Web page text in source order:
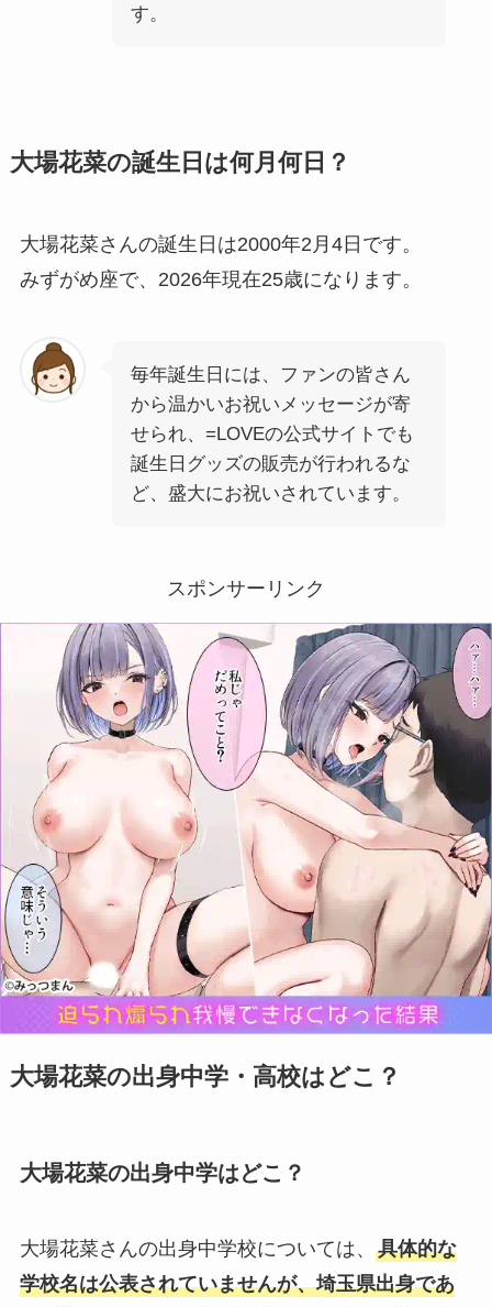
す。
大場花菜の誕生日は何月何日？
大場花菜さんの誕生日は2000年2月4日です。
みずがめ座で、2026年現在25歳になります。
毎年誕生日には、ファンの皆さん
から温かいお祝いメッセージが寄
せられ、=LOVEの公式サイトでも
誕生日グッズの販売が行われるな
ど、盛大にお祝いされています。
スポンサーリンク
大場花菜の出身中学・高校はどこ？
大場花菜の出身中学はどこ？
大場花菜さんの出身中学校については、 具体的な
学校名は公表されていませんが、埼玉県出身であ